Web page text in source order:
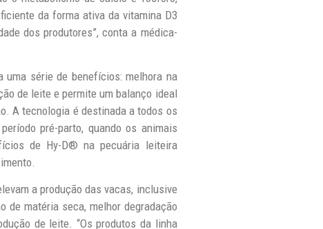
da forma ativa da vitamina D3
dos produtores”, conta a médica-
série de benefícios: melhora na
de leite e permite um balanço ideal
A tecnologia é destinada a todos os
pré-parto, quando os animais
de Hy-D® na pecuária leiteira
a produção das vacas, inclusive
de matéria seca, melhor degradação
de leite. “Os produtos da linha